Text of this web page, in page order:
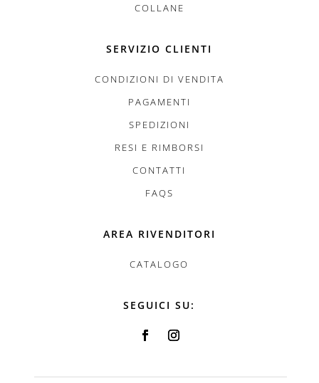
COLLANE
SERVIZIO CLIENTI
CONDIZIONI DI VENDITA
PAGAMENTI
SPEDIZIONI
RESI E RIMBORSI
CONTATTI
FAQS
AREA RIVENDITORI
CATALOGO
SEGUICI SU: